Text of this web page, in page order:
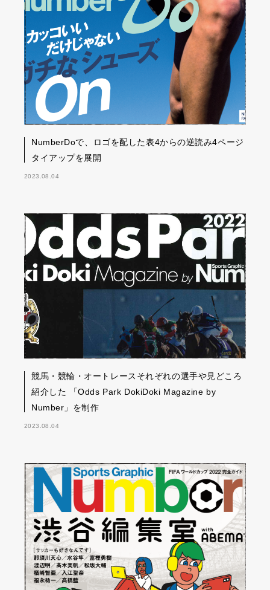
NumberDoで、ロゴを配した表4からの逆読み4ページ
タイアップを展開
2023.08.04
競馬・競輪・オートレースそれぞれの選手や見どころ
紹介した 「Odds Park DokiDoki Magazine by
Number」を制作
2023.08.04